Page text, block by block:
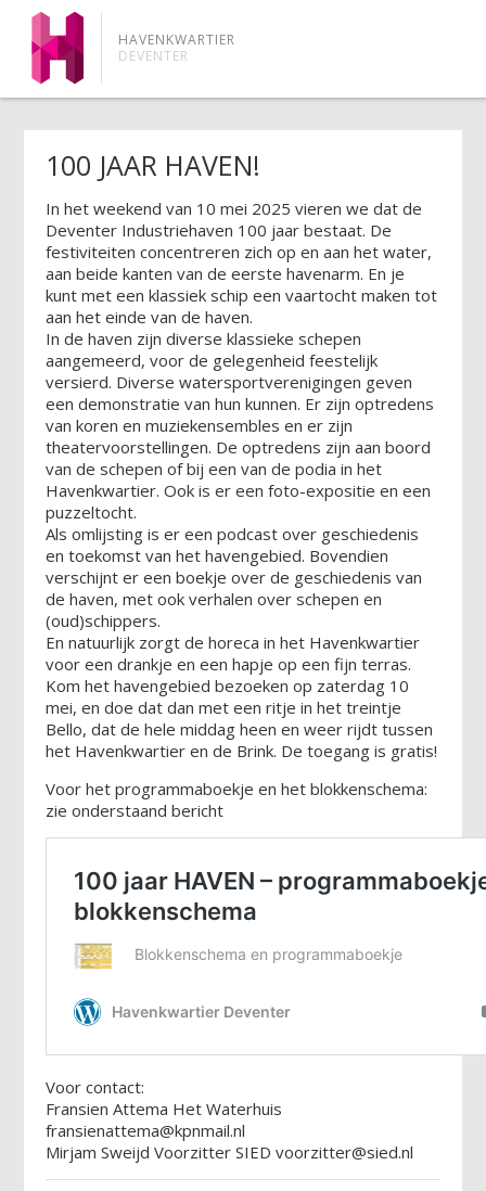
HAVENKWARTIER
DEVENTER
100 JAAR HAVEN!
In het weekend van 10 mei 2025 vieren we dat de
Deventer Industriehaven 100 jaar bestaat. De
festiviteiten concentreren zich op en aan het water,
aan beide kanten van de eerste havenarm. En je
kunt met een klassiek schip een vaartocht maken tot
aan het einde van de haven.
In de haven zijn diverse klassieke schepen
aangemeerd, voor de gelegenheid feestelijk
versierd. Diverse watersportverenigingen geven
een demonstratie van hun kunnen. Er zijn optredens
van koren en muziekensembles en er zijn
theatervoorstellingen. De optredens zijn aan boord
van de schepen of bij een van de podia in het
Havenkwartier. Ook is er een foto-expositie en een
puzzeltocht.
Als omlijsting is er een podcast over geschiedenis
en toekomst van het havengebied. Bovendien
verschijnt er een boekje over de geschiedenis van
de haven, met ook verhalen over schepen en
(oud)schippers.
En natuurlijk zorgt de horeca in het Havenkwartier
voor een drankje en een hapje op een fijn terras.
Kom het havengebied bezoeken op zaterdag 10
mei, en doe dat dan met een ritje in het treintje
Bello, dat de hele middag heen en weer rijdt tussen
het Havenkwartier en de Brink. De toegang is gratis!
Voor het programmaboekje en het blokkenschema:
zie onderstaand bericht
Voor contact:
Fransien Attema Het Waterhuis
fransienattema@kpnmail.nl
Mirjam Sweijd Voorzitter SIED voorzitter@sied.nl